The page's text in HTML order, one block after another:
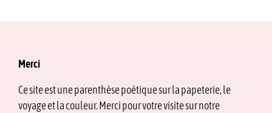
Merci
Ce site est une parenthèse poétique sur la papeterie, le
voyage et la couleur. Merci pour votre visite sur notre